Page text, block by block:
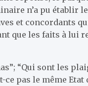
n’a pu établir
et concordants
que les faits à lui
“Qui sont les
ce pas le même Etat